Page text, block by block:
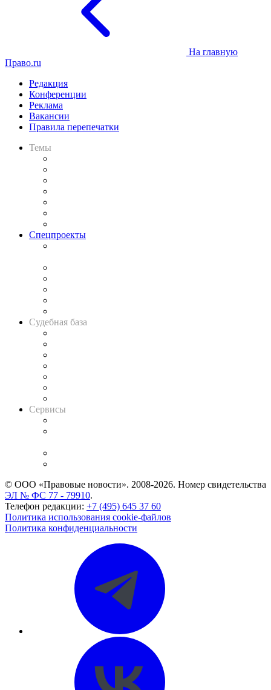
На главную
Право.ru
Редакция
Конференции
Реклама
Вакансии
Правила перепечатки
Темы
Спецпроекты
Судебная база
Сервисы
© ООО «Правовые новости». 2008-2026. Номер свидетельства
ЭЛ № ФС 77 - 79910.
Телефон редакции: +7 (495) 645 37 60
Политика использования cookie-файлов
Политика конфиденциальности